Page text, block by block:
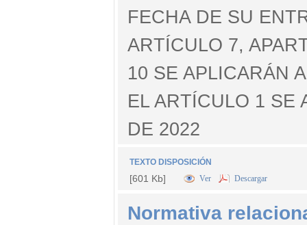
FECHA DE SU
ARTÍCULO 7,
10 SE APLICARÁN
EL ARTÍCULO 1 SE
DE 2022
TEXTO DISPOSICIÓN
[601 Kb] Ver Descargar
Normativa